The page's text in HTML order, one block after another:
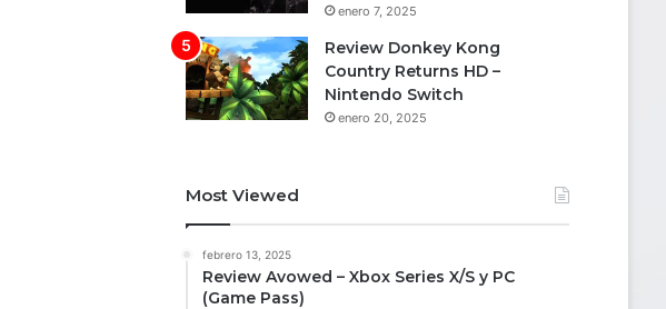
enero 7, 2025
Review Donkey Kong
Country Returns HD –
Nintendo Switch
enero 20, 2025
Most Viewed
febrero 13, 2025
Review Avowed – Xbox Series X/S y PC
(Game Pass)